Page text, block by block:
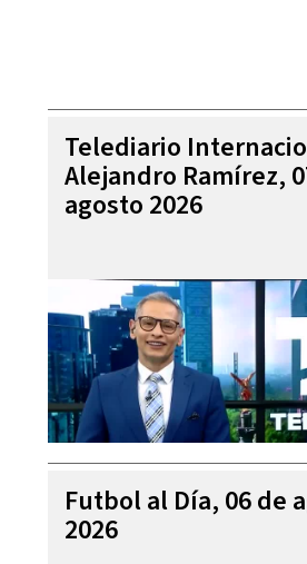
Telediario
Alejandro Ramírez,
agosto 2026
Futbol al Día, 06 de
2026